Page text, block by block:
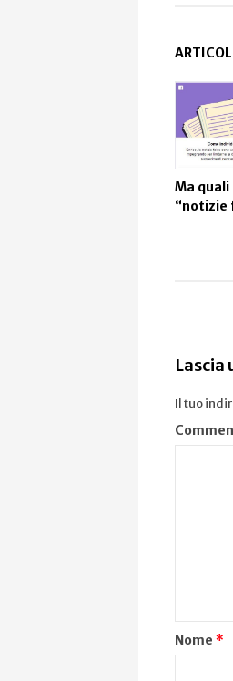
Ma quali
“notizie
Lascia
Il tuo
Nome *